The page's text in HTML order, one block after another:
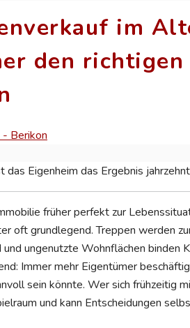
im
den
Berikon
das Eigenheim das Ergebnis
früher perfekt zur
oft grundlegend. Treppen werden
ungenutzte Wohnflächen binden
Immer mehr Eigentümer
sein könnte. Wer sich frühzeitig
und kann Entscheidungen